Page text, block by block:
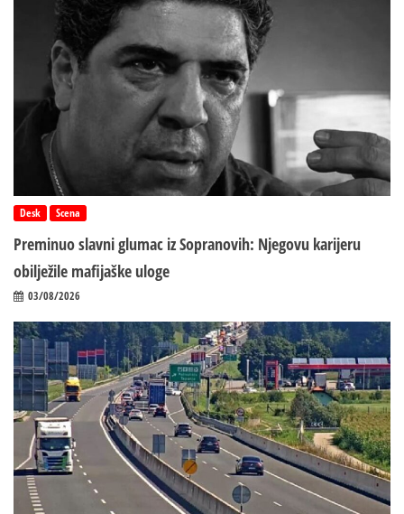
Desk Scena
Preminuo slavni glumac iz Sopranovih: Njegovu karijeru
obilježile mafijaške uloge
03/08/2026